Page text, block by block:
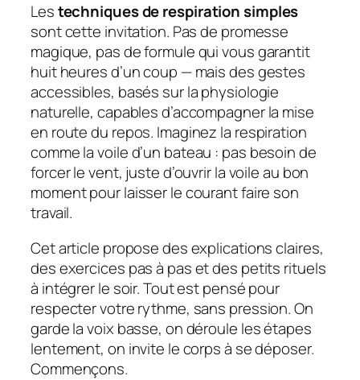
Lestechniques de respiration simples
sont cette invitation. Pas de promesse
magique, pas de formule qui vous garantit
huit heures d’un coup — mais des gestes
accessibles, basés sur la physiologie
naturelle, capables d’accompagner la mise
en route du repos. Imaginez la respiration
comme la voile d’un bateau : pas besoin de
forcer le vent, juste d’ouvrir la voile au bon
moment pour laisser le courant faire son
travail.
Cet article propose des explications claires,
des exercices pas à pas et des petits rituels
à intégrer le soir. Tout est pensé pour
respecter votre rythme, sans pression. On
garde la voix basse, on déroule les étapes
lentement, on invite le corps à se déposer.
Commençons.